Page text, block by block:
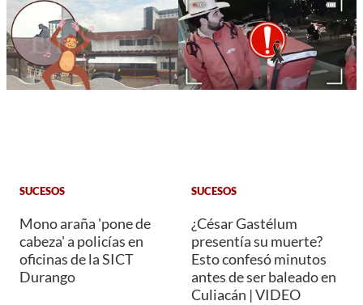
SUCESOS
Mono araña 'pone de
cabeza' a policías en
oficinas de la SICT
Durango
SUCESOS
¿César Gastélum
presentía su muerte?
Esto confesó minutos
antes de ser baleado en
Culiacán | VIDEO